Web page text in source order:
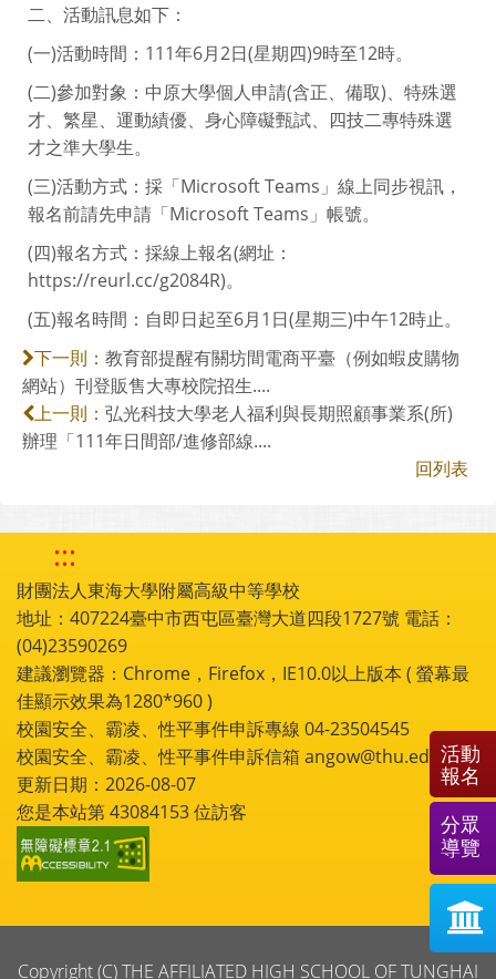
二、活動訊息如下：
(一)活動時間：111年6月2日(星期四)9時至12時。
(二)參加對象：中原大學個人申請(含正、備取)、特殊選
才、繁星、運動績優、身心障礙甄試、四技二專特殊選
才之準大學生。
(三)活動方式：採「Microsoft Teams」線上同步視訊，
報名前請先申請「Microsoft Teams」帳號。
(四)報名方式：採線上報名(網址：
https://reurl.cc/g2084R)。
(五)報名時間：自即日起至6月1日(星期三)中午12時止。
下一則： 教育部提醒有關坊間電商平臺（例如蝦皮購物
網站）刊登販售大專校院招生....
上一則： 弘光科技大學老人福利與長期照顧事業系(所)
辦理「111年日間部/進修部線....
回列表
:::
財團法人東海大學附屬高級中等學校
地址：407224臺中市西屯區臺灣大道四段1727號 電話：
(04)23590269
建議瀏覽器：Chrome，Firefox，IE10.0以上版本 ( 螢幕最
佳顯示效果為1280*960 )
校園安全、霸凌、性平事件申訴專線 04-23504545
校園安全、霸凌、性平事件申訴信箱 angow@thu.edu.tw
更新日期：2026-08-07
您是本站第43084153位訪客
Copyright (C) THE AFFILIATED HIGH SCHOOL OF TUNGHAI
活動
報名
分眾
導覽